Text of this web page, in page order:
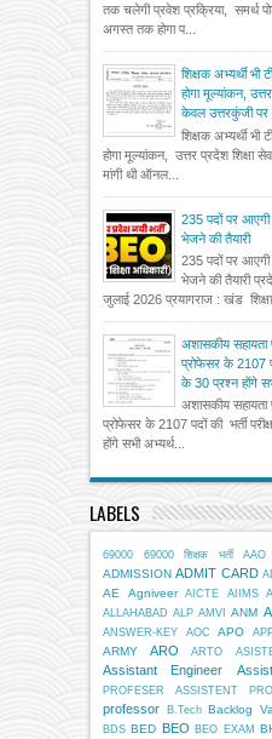
तक चलेगी प्रवेश प्रक्रिया, समर्थ
अगस्त तक होगा प...
शिक्षक अभ्यर्थी
होगा मूल्यांकन,
केवल उत्तरकुंजी पर
शिक्षक अभ्यर्थी
होगा मूल्यांकन, उत्तर प्रदेश शिक्षा
मांगी थी ऑनल...
235 पदों पर आएगी
भेजने की तैयारी
235 पदों पर आएगी
भेजने की तैयारी
जुलाई 2026 प्रयागराज : खंड शिक्षा
अशासकीय सहायता
प्रोफेसर के 2107
के 30 प्रश्न होंगे
अशासकीय सहायता
प्रोफेसर के 2107 पदों की भर्ती
होंगे सभी अभ्यर्थ...
LABELS
69000 69000 शिक्षक भर्ती AAO
ADMISSION ADMIT CARD
AE
Agniveer AICTE AIIMS
ALLAHABAD ALP AMVI ANM
ANSWER-KEY
AOC APO
ARMY ARO ARTO
Assistant Engineer
PROFESER
ASSISTENT
professor
B.Tech Backlog
BDS BED BEO BEO EXAM